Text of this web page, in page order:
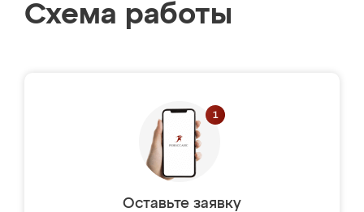
Схема работы
Оставьте заявку